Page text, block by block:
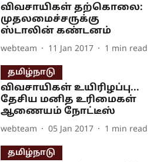
விவசாயிகள் தற்கொலை:
முதலமைச்சருக்கு
ஸ்டாலின் கண்டனம்
webteam 11 Jan 2017 1 min read
தமிழ்நாடு
விவசாயிகள் உயிரிழப்பு...
தேசிய‌ மனித உரிமைகள்
ஆணையம் நோட்டீஸ்
webteam 05 Jan 2017 1 min read
தமிழ்நாடு